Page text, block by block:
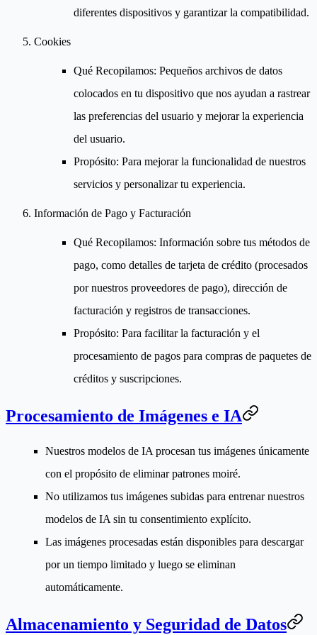
diferentes dispositivos y garantizar la compatibilidad.
Cookies
Qué Recopilamos: Pequeños archivos de datos
colocados en tu dispositivo que nos ayudan a rastrear
las preferencias del usuario y mejorar la experiencia
del usuario.
Propósito: Para mejorar la funcionalidad de nuestros
servicios y personalizar tu experiencia.
Información de Pago y Facturación
Qué Recopilamos: Información sobre tus métodos de
pago, como detalles de tarjeta de crédito (procesados
por nuestros proveedores de pago), dirección de
facturación y registros de transacciones.
Propósito: Para facilitar la facturación y el
procesamiento de pagos para compras de paquetes de
créditos y suscripciones.
Procesamiento de Imágenes e IA
Nuestros modelos de IA procesan tus imágenes únicamente
con el propósito de eliminar patrones moiré.
No utilizamos tus imágenes subidas para entrenar nuestros
modelos de IA sin tu consentimiento explícito.
Las imágenes procesadas están disponibles para descargar
por un tiempo limitado y luego se eliminan
automáticamente.
Almacenamiento y Seguridad de Datos